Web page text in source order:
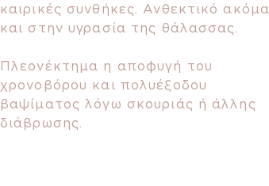
καιρικές συνθήκες. Ανθεκτικό ακόμα
και στην υγρασία της θάλασσας.
Πλεονέκτημα η αποφυγή του
χρονοβόρου και πολυέξοδου
βαψίματος λόγω σκουριάς ή άλλης
διάβρωσης.